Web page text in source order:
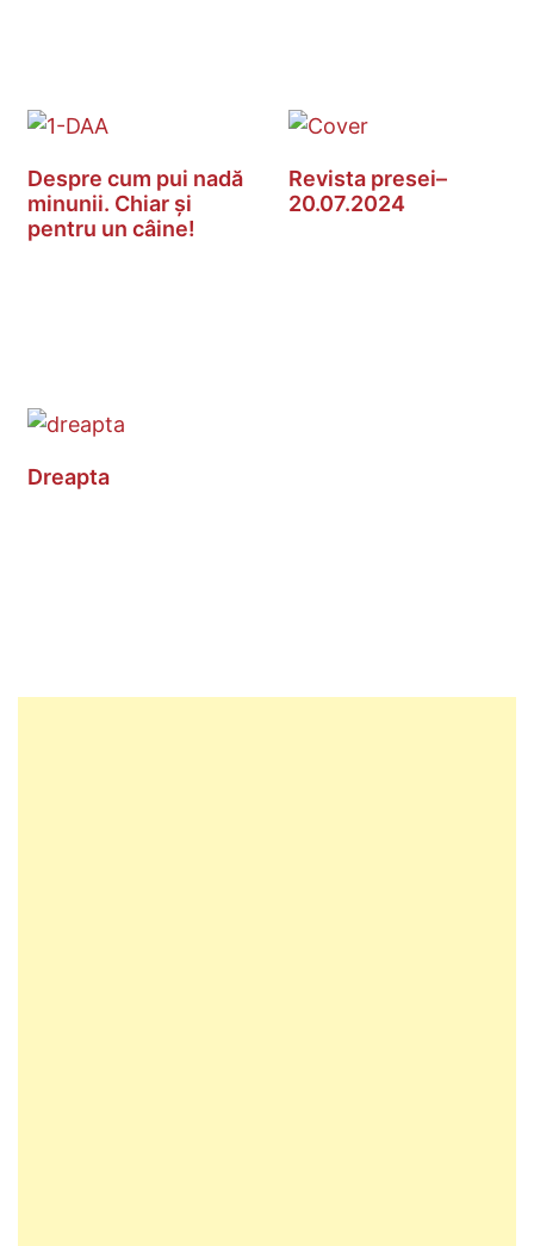
Despre cum pui nadă
minunii. Chiar și
pentru un câine!
Revista presei–
20.07.2024
Dreapta